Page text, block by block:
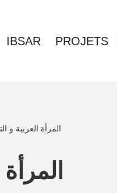
IBSAR PROJETS
المرأة العربية و